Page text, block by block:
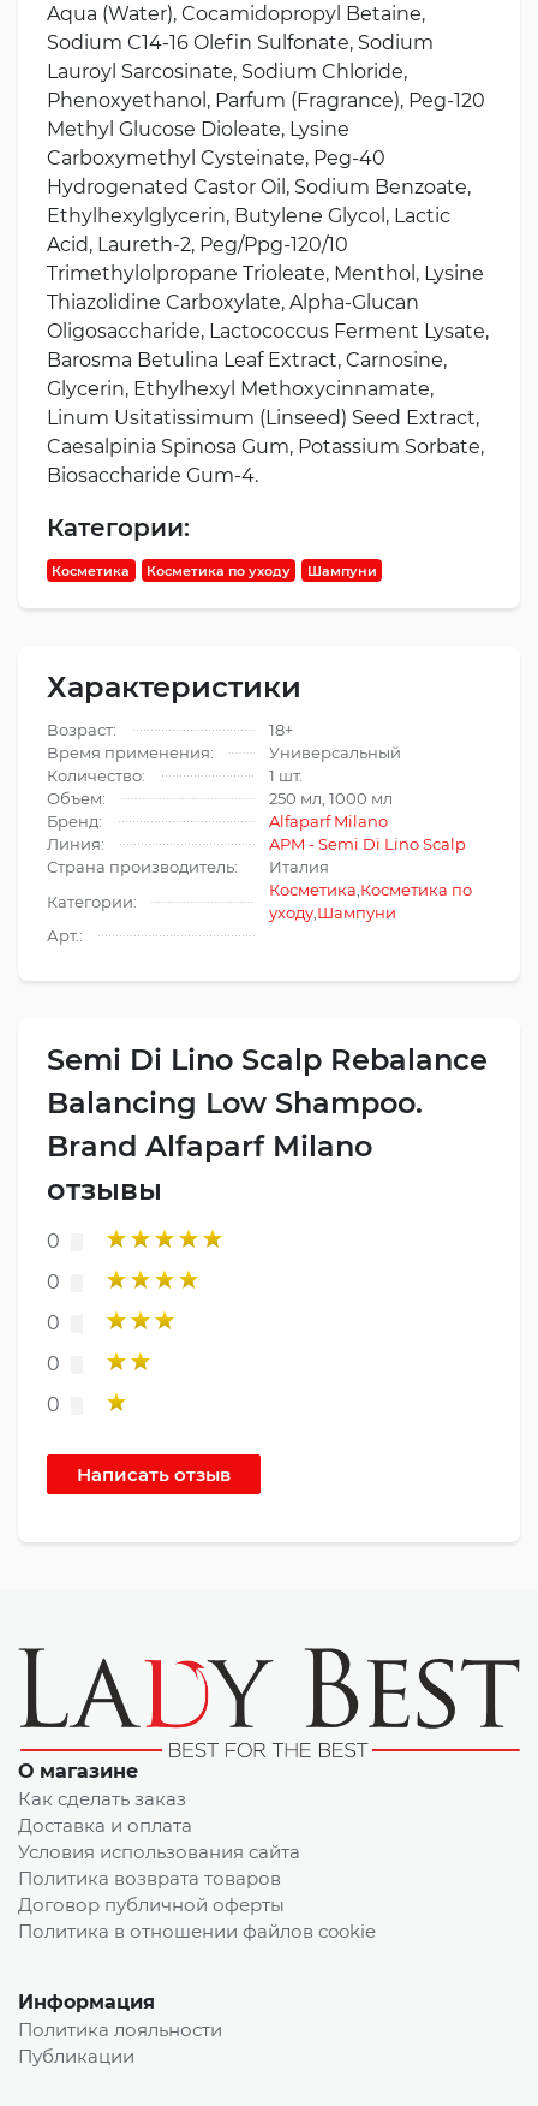
Aqua (Water), Cocamidopropyl Betaine,
Sodium C14-16 Olefin Sulfonate, Sodium
Lauroyl Sarcosinate, Sodium Chloride,
Phenoxyethanol, Parfum (Fragrance), Peg-120
Methyl Glucose Dioleate, Lysine
Carboxymethyl Cysteinate, Peg-40
Hydrogenated Castor Oil, Sodium Benzoate,
Ethylhexylglycerin, Butylene Glycol, Lactic
Acid, Laureth-2, Peg/Ppg-120/10
Trimethylolpropane Trioleate, Menthol, Lysine
Thiazolidine Carboxylate, Alpha-Glucan
Oligosaccharide, Lactococcus Ferment Lysate,
Barosma Betulina Leaf Extract, Carnosine,
Glycerin, Ethylhexyl Methoxycinnamate,
Linum Usitatissimum (Linseed) Seed Extract,
Caesalpinia Spinosa Gum, Potassium Sorbate,
Biosaccharide Gum-4.
Категории:
Косметика Косметика по уходу Шампуни
Характеристики
Возраст:
18+
Время применения:
Универсальный
Количество:
1 шт.
Объем:
250 мл, 1000 мл
Бренд:
Alfaparf Milano
Линия:
APM - Semi Di Lino Scalp
Страна производитель:
Италия
Категории:
Косметика,Косметика по
уходу,Шампуни
Арт.:
Semi Di Lino Scalp Rebalance
Balancing Low Shampoo.
Brand Alfaparf Milano
отзывы
0
0
0
0
0
О магазине
Как сделать заказ
Доставка и оплата
Условия использования сайта
Политика возврата товаров
Договор публичной оферты
Политика в отношении файлов cookie
Информация
Политика лояльности
Публикации